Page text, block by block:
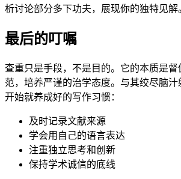
析讨论部分多下功夫，展现你的独特见解
最后的叮嘱
查重只是手段，不是目的。它的本质是
范，培养严谨的治学态度。与其绞尽脑
开始就养成好的写作习惯：
及时记录文献来源
学会用自己的语言表达
注重独立思考和创新
保持学术诚信的底线